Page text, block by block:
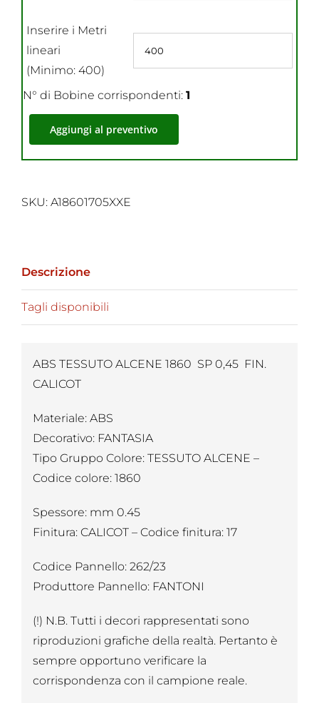
Inserire i Metri
lineari
(Minimo: 400)
N° di Bobine corrispondenti: 1
Aggiungi al preventivo
SKU: A18601705XXE
Descrizione
Tagli disponibili
ABS TESSUTO ALCENE 1860 SP 0,45 FIN.
CALICOT
Materiale: ABS
Decorativo: FANTASIA
Tipo Gruppo Colore: TESSUTO ALCENE –
Codice colore: 1860
Spessore: mm 0.45
Finitura: CALICOT – Codice finitura: 17
Codice Pannello: 262/23
Produttore Pannello: FANTONI
(!) N.B. Tutti i decori rappresentati sono
riproduzioni grafiche della realtà. Pertanto è
sempre opportuno verificare la
corrispondenza con il campione reale.